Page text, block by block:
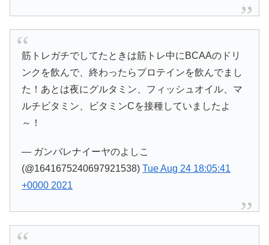
筋トレガチでしてたときは筋トレ中にBCAAのドリ
ンクを飲んで、終わったらプロテインを飲んでまし
た！あとは夜にグルタミン、フィッシュオイル、マ
ルチビタミン、ビタミンCを接種していましたよ
～！
— ガンバレナイーヤのよしこ
(@1641675240697921538)Tue Aug 24 18:05:41
+0000 2021